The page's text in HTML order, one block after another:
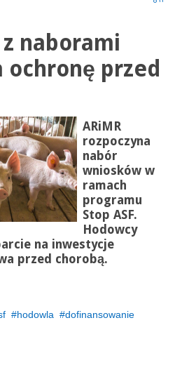
naborami
przed
ARiMR
rozpoczyna
nabór
wniosków w
ramach
programu
Stop ASF.
Hodowcy
na inwestycje
przed chorobą.
hodowla
dofinansowanie